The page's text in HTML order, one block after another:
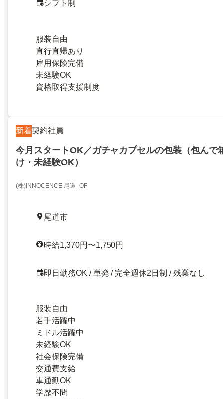
シフト制
服装自由
直行直帰あり
雇用保険完備
未経験OK
資格取得支援制度
新着契約社員
今月スタートOK／ガチャカプセルの包装（包んで
け・未経験OK）
(株)INNOCENCE 尾道_OF
尾道市
時給1,370円〜1,750円
即日勤務OK / 単発 / 完全週休2日制 / 残業なし
服装自由
若手活躍中
ミドル活躍中
未経験OK
社会保険完備
交通費支給
車通勤OK
学歴不問